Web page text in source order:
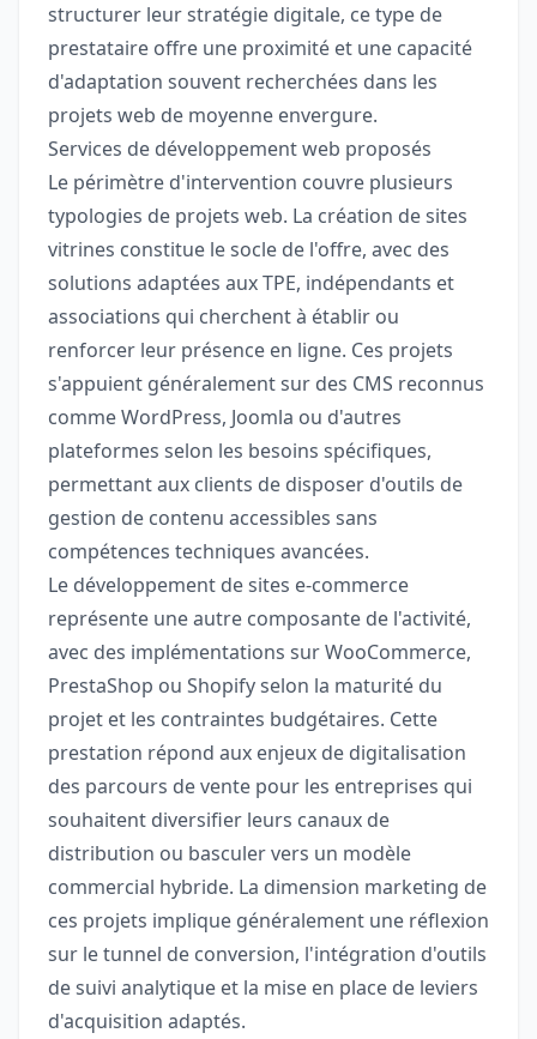
structurer leur stratégie digitale, ce type de
prestataire offre une proximité et une capacité
d'adaptation souvent recherchées dans les
projets web de moyenne envergure.
Services de développement web proposés
Le périmètre d'intervention couvre plusieurs
typologies de projets web. La création de sites
vitrines constitue le socle de l'offre, avec des
solutions adaptées aux TPE, indépendants et
associations qui cherchent à établir ou
renforcer leur présence en ligne. Ces projets
s'appuient généralement sur des CMS reconnus
comme WordPress, Joomla ou d'autres
plateformes selon les besoins spécifiques,
permettant aux clients de disposer d'outils de
gestion de contenu accessibles sans
compétences techniques avancées.
Le développement de sites e-commerce
représente une autre composante de l'activité,
avec des implémentations sur WooCommerce,
PrestaShop ou Shopify selon la maturité du
projet et les contraintes budgétaires. Cette
prestation répond aux enjeux de digitalisation
des parcours de vente pour les entreprises qui
souhaitent diversifier leurs canaux de
distribution ou basculer vers un modèle
commercial hybride. La dimension marketing de
ces projets implique généralement une réflexion
sur le tunnel de conversion, l'intégration d'outils
de suivi analytique et la mise en place de leviers
d'acquisition adaptés.